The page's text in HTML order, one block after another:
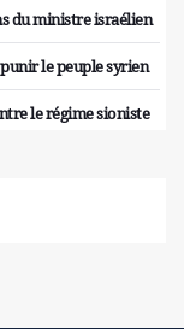
du ministre israélien
le peuple syrien
le régime sioniste